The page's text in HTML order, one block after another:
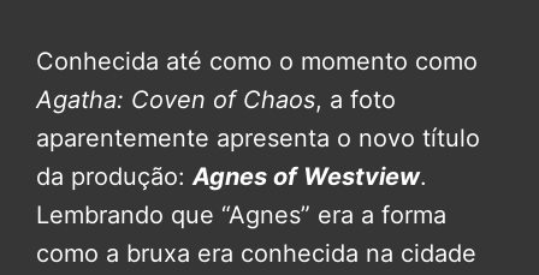
Conhecida até como o momento como
Agatha: Coven of Chaos, a foto
aparentemente apresenta o novo título
da produção:Agnes of Westview.
Lembrando que “Agnes” era a forma
como a bruxa era conhecida na cidade